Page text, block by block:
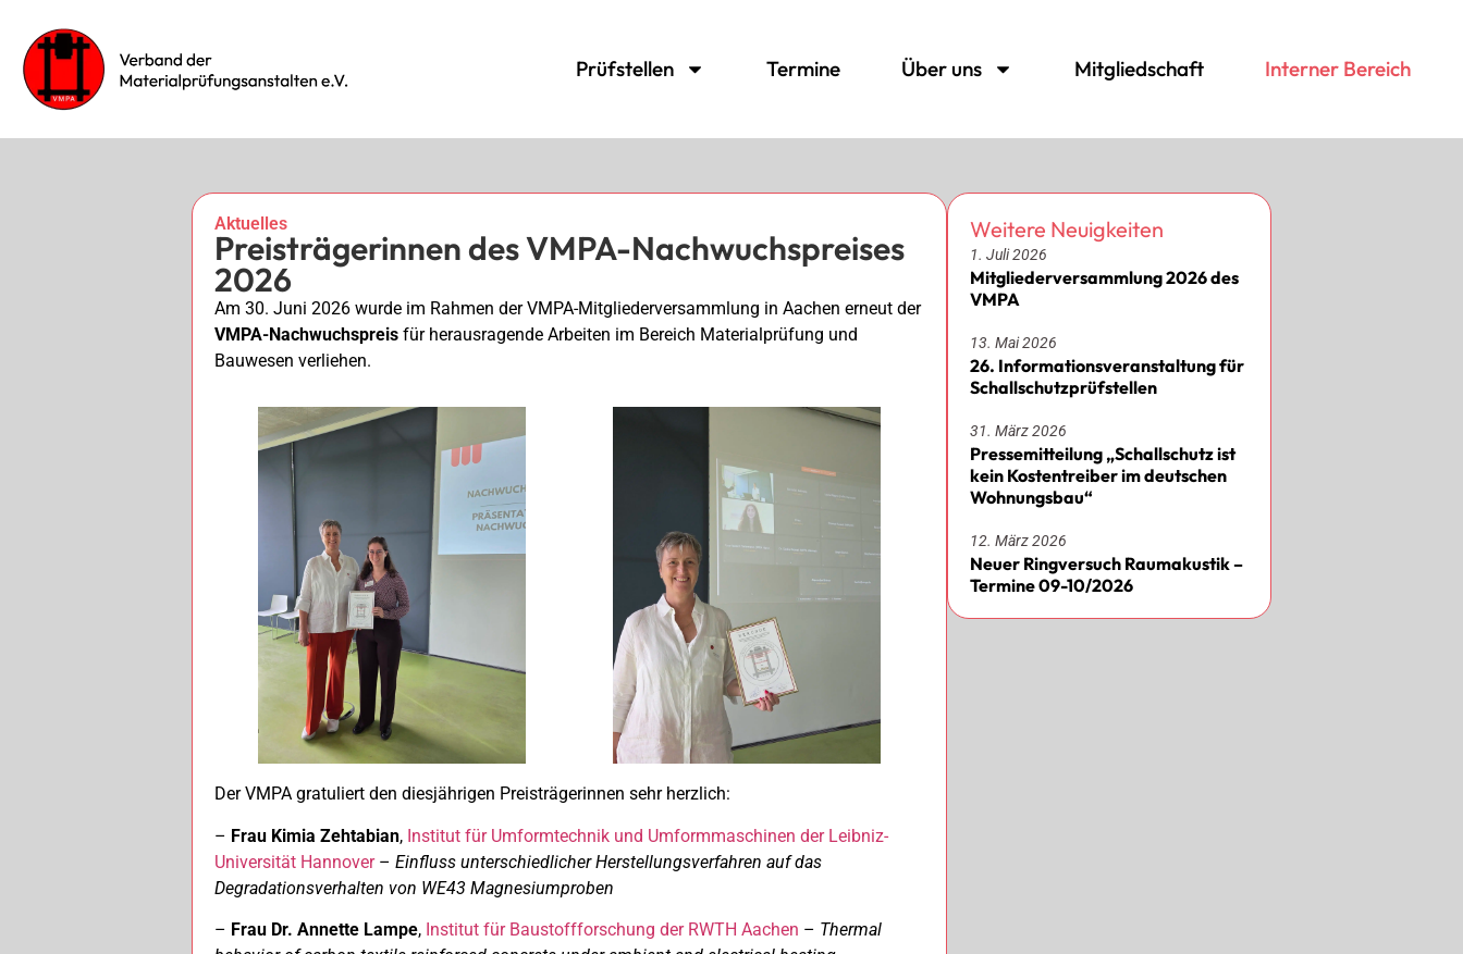
Prüfstellen Termine Über uns Mitgliedschaft Interner Bereich
Aktuelles
Preisträgerinnen des VMPA-Nachwuchspreises
2026
Am 30. Juni 2026 wurde im Rahmen der VMPA-Mitgliederversammlung in Aachen erneut der
VMPA-Nachwuchspreis für herausragende Arbeiten im Bereich Materialprüfung und
Bauwesen verliehen.
Der VMPA gratuliert den diesjährigen Preisträgerinnen sehr herzlich:
– Frau Kimia Zehtabian, Institut für Umformtechnik und Umformmaschinen der Leibniz-
Universität Hannover– Einfluss unterschiedlicher Herstellungsverfahren auf das
Degradationsverhalten von WE43 Magnesiumproben
– Frau Dr. Annette Lampe, Institut für Baustoffforschung der RWTH Aachen – Thermal
Weitere Neuigkeiten
1. Juli 2026
Mitgliederversammlung 2026 des
VMPA
13. Mai 2026
26. Informationsveranstaltung für
Schallschutzprüfstellen
31. März 2026
Pressemitteilung „Schallschutz ist
kein Kostentreiber im deutschen
Wohnungsbau“
12. März 2026
Neuer Ringversuch Raumakustik –
Termine 09-10/2026